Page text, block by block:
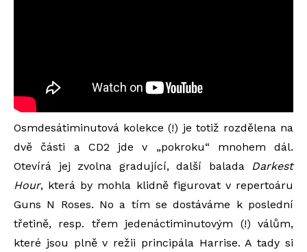
Osmdesátiminutová kolekce (!) je totiž rozdělena na
dvě části a CD2 jde v „pokroku“ mnohem dál.
Otevírá jej zvolna gradující, další balada Darkest
Hour, která by mohla klidně figurovat v repertoáru
Guns N Roses. No a tím se dostáváme k poslední
třetině, resp. třem jedenáctiminutovým (!) válům,
které jsou plně v režii principála Harrise. A tady si